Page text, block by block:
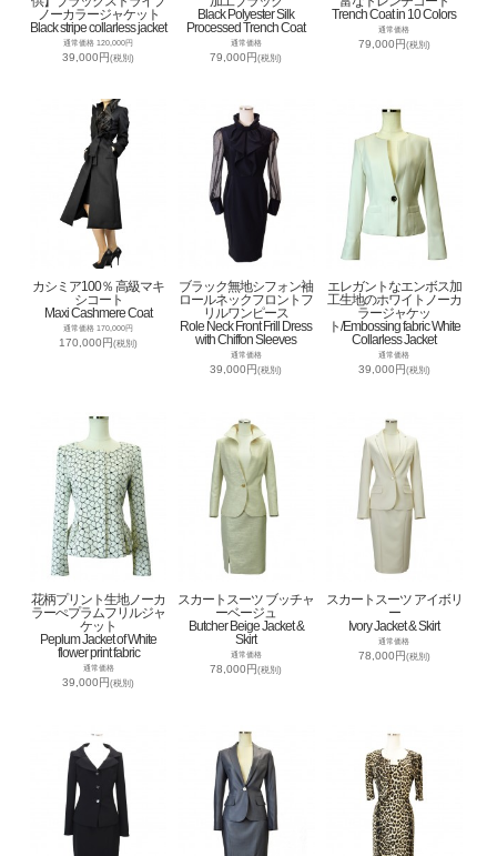
ノーカラージャケット
Black stripe collarless jacket
通常価格 120,000円
39,000円(税別)
Black Polyester Silk
Processed Trench Coat
通常価格
79,000円(税別)
Trench Coat in 10 Colors
通常価格
79,000円(税別)
カシミア100％ 高級マキ
シコート
Maxi Cashmere Coat
通常価格 170,000円
170,000円(税別)
ブラック無地シフォン袖
ロールネックフロントフ
リルワンピース
Role Neck Front Frill Dress
with Chiffon Sleeves
通常価格
39,000円(税別)
エレガントなエンボス加
工生地のホワイトノーカ
ラージャケッ
ト/Embossing fabric White
Collarless Jacket
通常価格
39,000円(税別)
花柄プリント生地ノーカ
ラーぺプラムフリルジャ
ケット
Peplum Jacket of White
flower print fabric
通常価格
39,000円(税別)
スカートスーツ ブッチャ
ーベージュ
Butcher Beige Jacket &
Skirt
通常価格
78,000円(税別)
スカートスーツ アイボリ
ー
Ivory Jacket & Skirt
通常価格
78,000円(税別)